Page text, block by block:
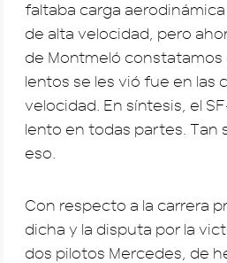
faltaba carga
de alta velocidad, pero
de Montmeló constatamos
lentos se les vió fue en las
velocidad. En síntesis, el
lento en todas partes. Tan
eso.
Con respecto a la carrera
dicha y la disputa por la
dos pilotos Mercedes, de